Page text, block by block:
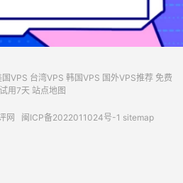
国VPS 台湾VPS 韩国VPS 国外VPS推荐 免费
用7天 站点地图
网 闽ICP备2022011024号-1 sitemap